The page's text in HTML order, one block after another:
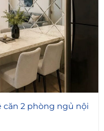
2 phòng ngủ nội